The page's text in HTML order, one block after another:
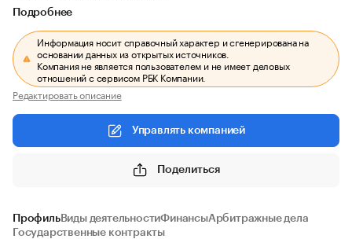
Подробнее
Информация носит справочный характер и сгенерирована на
основании данных из открытых источников.
Компания не является пользователем и не имеет деловых
отношений с сервисом РБК Компании.
Редактировать описание
Управлять компанией
Поделиться
ПрофильВиды деятельностиФинансыАрбитражные дела
Государственные контракты